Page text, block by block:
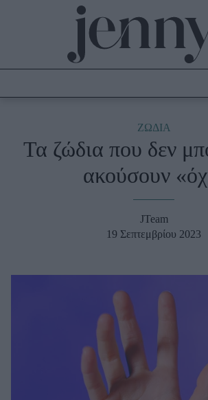
Culture
Fashion
Well being
ΖΩΔΙΑ
Τα ζώδια που δεν
ακούσουν
JTeam
19 Σεπτεμβρίου 2023